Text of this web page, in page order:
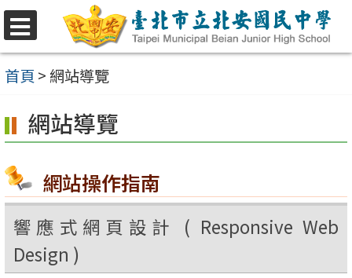
選
單
跳
至
主
內
容
區
首頁 > 網站導覽
網站導覽
網站操作指南
響應式網頁設計 ( Responsive Web
Design )